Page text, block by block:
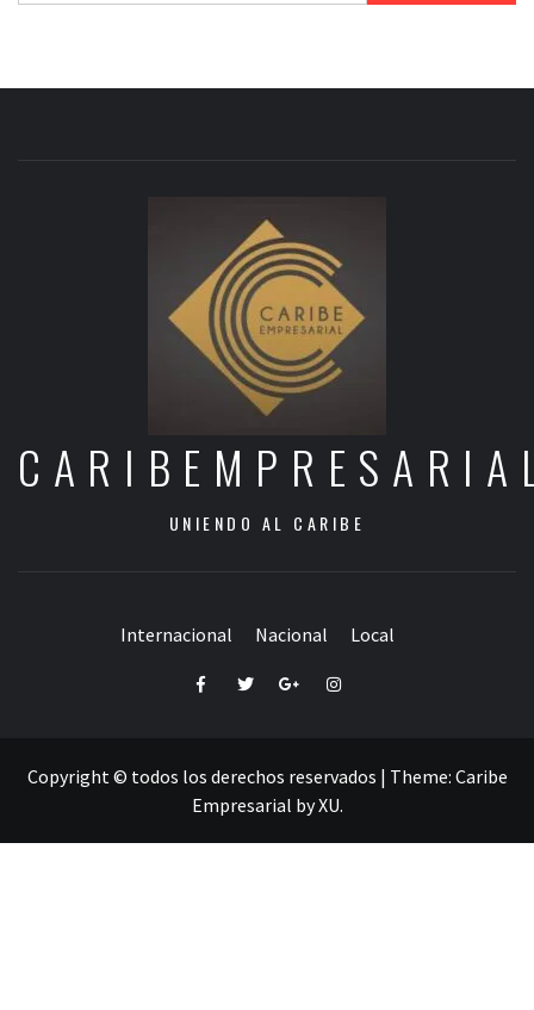
UNIENDO AL CARIBE
Internacional Nacional Local
FacebookTwitterGoogle+Instagram
Copyright © todos los derechos reservados | Theme: Caribe
Empresarial byXU.